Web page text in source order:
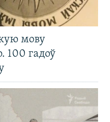
мову
100 гадоў